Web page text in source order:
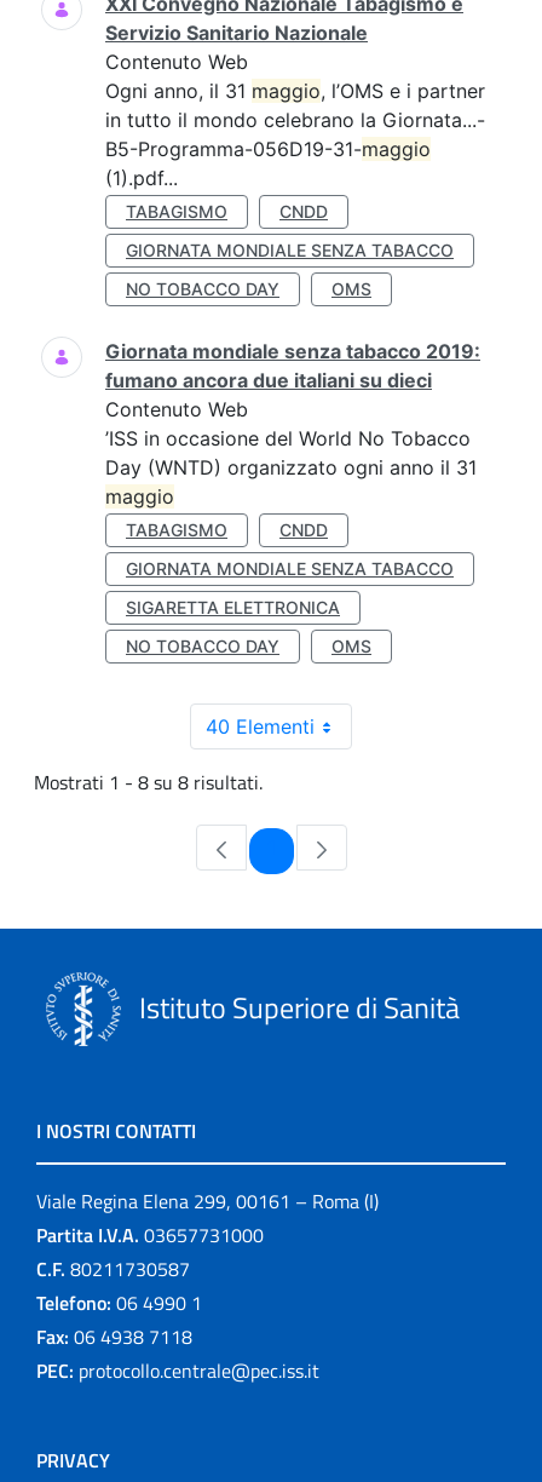
Servizio Sanitario Nazionale
Contenuto Web
Ogni anno, il 31 maggio, l’OMS e i partner
in tutto il mondo celebrano la Giornata...-
B5-Programma-056D19-31-maggio
(1).pdf...
TABAGISMO
CNDD
GIORNATA MONDIALE SENZA TABACCO
NO TOBACCO DAY
OMS
Giornata mondiale senza tabacco 2019:
fumano ancora due italiani su dieci
Contenuto Web
’ISS in occasione del World No Tobacco
Day (WNTD) organizzato ogni anno il 31
maggio
TABAGISMO
CNDD
GIORNATA MONDIALE SENZA TABACCO
SIGARETTA ELETTRONICA
NO TOBACCO DAY
OMS
40 Elementi
Mostrati 1 - 8 su 8 risultati.
Pagina
Istituto Superiore di Sanità
I NOSTRI CONTATTI
Viale Regina Elena 299, 00161 – Roma (I)
Partita I.V.A. 03657731000
C.F. 80211730587
Telefono: 06 4990 1
Fax: 06 4938 7118
PEC: protocollo.centrale@pec.iss.it
PRIVACY